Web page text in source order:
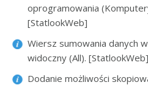
oprogramowania
[StatlookWeb]
Wiersz sumowania danych
widoczny (All). [StatlookWeb]
Dodanie możliwości